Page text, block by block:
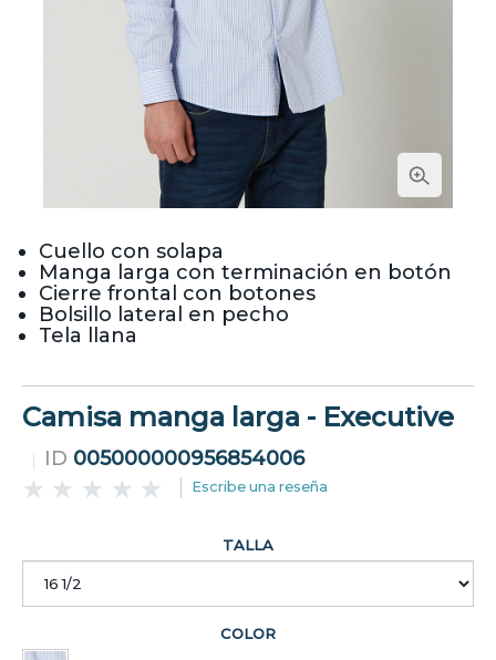
Cuello con solapa
Manga larga con terminación en botón
Cierre frontal con botones
Bolsillo lateral en pecho
Tela llana
Camisa manga larga - Executive
ID 005000000956854006
Escribe una reseña
TALLA
COLOR